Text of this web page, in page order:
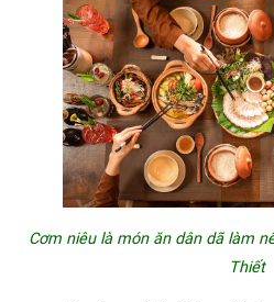
Cơm niêu là món ăn dân dã làm
Thiết